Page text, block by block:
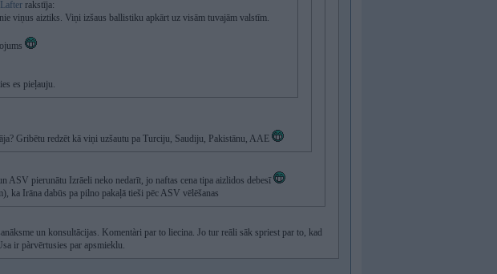
rakstīja:
viņus aiztiks. Viņi izšaus ballistiku apkārt uz visām tuvajām valstīm.
es pieļauju.
Gribētu redzēt kā viņi uzšautu pa Turciju, Saudiju, Pakistānu, AAE
ASV pierunātu Izrāeli neko nedarīt, jo naftas cena tipa aizlidos debesī
ka Irāna dabūs pa pilno pakaļā tieši pēc ASV vēlēšanas
un konsultācijas. Komentàri par to liecina. Jo tur reāli sāk spriest par to, kad
ir pàrvērtusies par apsmieklu.